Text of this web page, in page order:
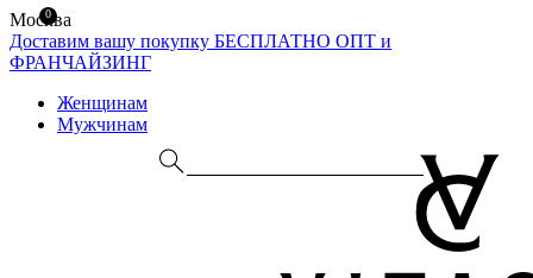
Москва
Доставим вашу покупку БЕСПЛАТНО ОПТ и
ФРАНЧАЙЗИНГ
Женщинам
Мужчинам
0